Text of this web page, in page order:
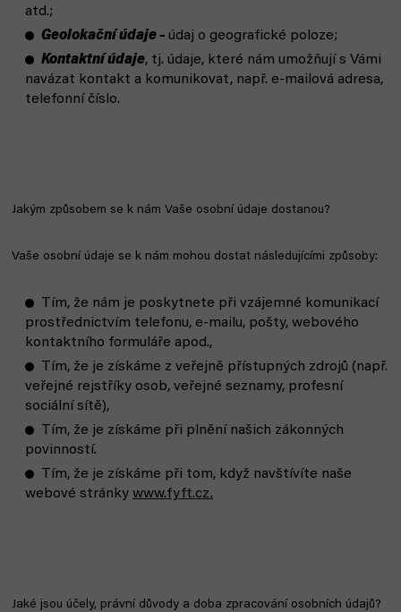
atd.;
Geolokační údaje – údaj o geografické poloze;
Kontaktní údaje, tj. údaje, které nám umožňují s Vámi
navázat kontakt a komunikovat, např. e-mailová adresa,
telefonní číslo.
Jakým způsobem se k nám Vaše osobní údaje dostanou?
Vaše osobní údaje se k nám mohou dostat následujícími způsoby:
Tím, že nám je poskytnete při vzájemné komunikací
prostřednictvím telefonu, e-mailu, pošty, webového
kontaktního formuláře apod.,
Tím, že je získáme z veřejně přístupných zdrojů (např.
veřejné rejstříky osob, veřejné seznamy, profesní
sociální sítě),
Tím, že je získáme při plnění našich zákonných
povinností.
Tím, že je získáme při tom, když navštívíte naše
webové stránky www.fyft.cz.
Jaké jsou účely, právní důvody a doba zpracování osobních údajů?